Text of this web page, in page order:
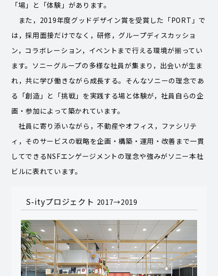
「場」と「体験」があります。
また，2019年度グッドデザイン賞を受賞した「PORT」で
は，採用面接だけでなく，研修，グループディスカッショ
ン，コラボレーション，イベントまで行える環境が揃ってい
ます。ソニーグループの多様な社員が集まり，出会いが生ま
れ，共に学び働きながら成長する。そんなソニーの理念であ
る「創造」と「挑戦」を実践する場と体験が，社員自らの企
画・参加によって築かれています。
社員に寄り添いながら，不動産やオフィス，ファシリテ
ィ，そのサービスの戦略を企画・構築・運用・改善まで一貫
してできるNSFエンゲージメントの理念や強みがソニー本社
ビルに表れています。
S-ityプロジェクト 2017→2019